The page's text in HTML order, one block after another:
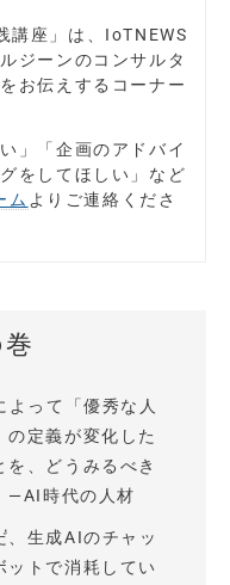
講座」は、IoTNEWS
ジーンのコンサルタ
お伝えするコーナー
」「企画のアドバイ
をしてほしい」など
ム よりご連絡くださ
よって「優秀な人
の定義が変化した
を、どうみるべき
時代の人材
、生成AIのチャッ
ットで消耗してい